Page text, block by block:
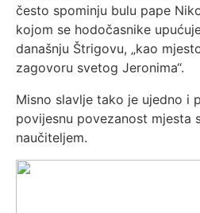
često spominju bulu pape
kojom se hodočasnike
današnju Štrigovu, „kao
zagovoru svetog Jeronima“.
Misno slavlje tako je ujedno i
povijesnu povezanost mjesta
naučiteljem.